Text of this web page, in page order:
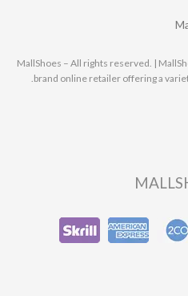
© 2025 MallShoes – All rights reserved. |
brand online retailer offering a